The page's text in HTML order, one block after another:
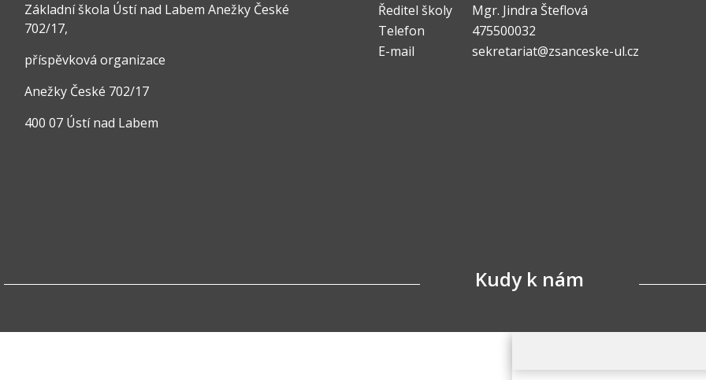
Základní škola Ústí nad Labem Anežky České
702/17,
příspěvková organizace
Anežky České 702/17
400 07 Ústí nad Labem
Ředitel školy
Mgr. Jindra Šteflová
Telefon
475500032
E-mail
sekretariat@zsanceske-ul.cz
Kudy k nám